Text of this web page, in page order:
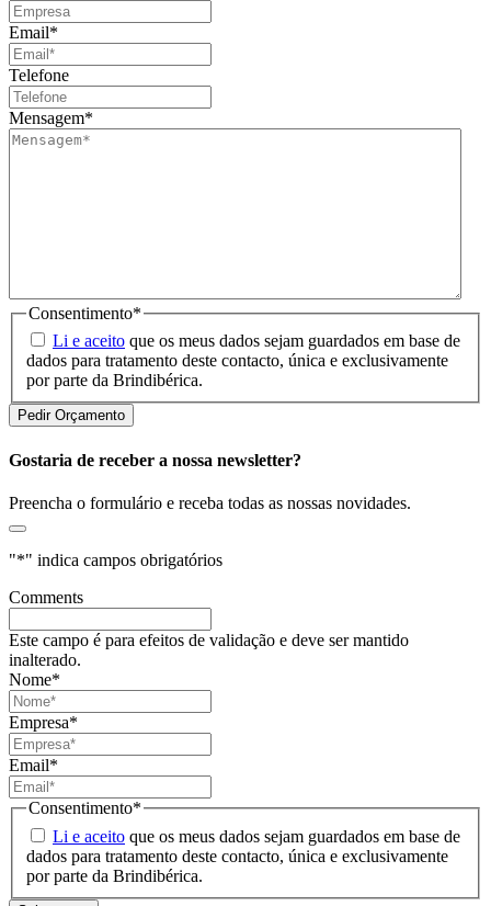
Email*
Telefone
Mensagem*
Consentimento*
Li e aceito que os meus dados sejam guardados em base de
dados para tratamento deste contacto, única e exclusivamente
por parte da Brindibérica.
Gostaria de receber a nossa newsletter?
Preencha o formulário e receba todas as nossas novidades.
"*" indica campos obrigatórios
Comments
Este campo é para efeitos de validação e deve ser mantido
inalterado.
Nome*
Empresa*
Email*
Consentimento*
Li e aceito que os meus dados sejam guardados em base de
dados para tratamento deste contacto, única e exclusivamente
por parte da Brindibérica.